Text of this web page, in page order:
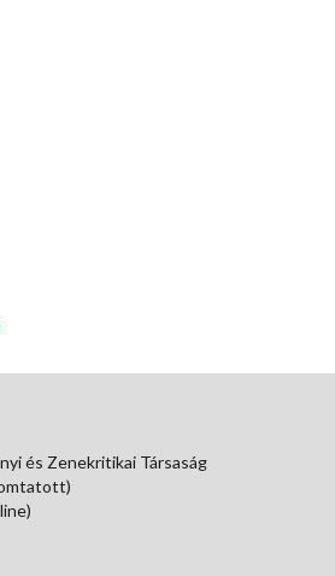
és Zenekritikai Társaság